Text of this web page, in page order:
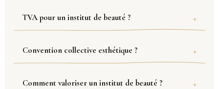
TVA pour un institut de beauté ?
Convention collective esthétique ?
Comment valoriser un institut de beauté ?